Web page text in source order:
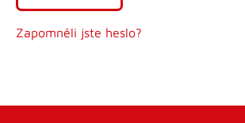
Zapomněli jste heslo?
Uživatelské jméno